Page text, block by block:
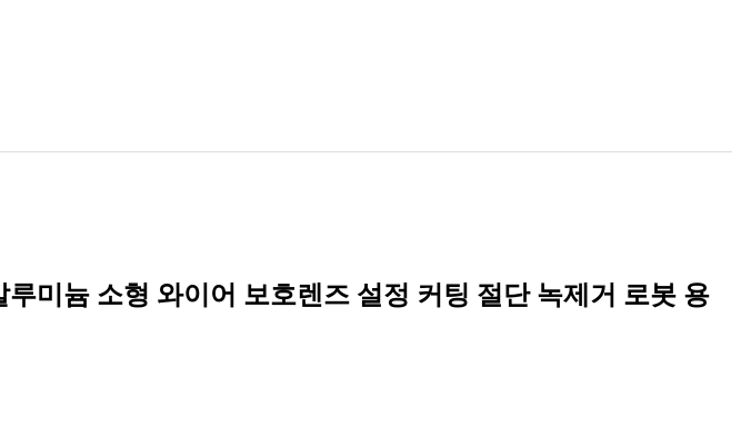
미늄 소형 와이어 보호렌즈 설정 커팅 절단 녹제거 로봇 용